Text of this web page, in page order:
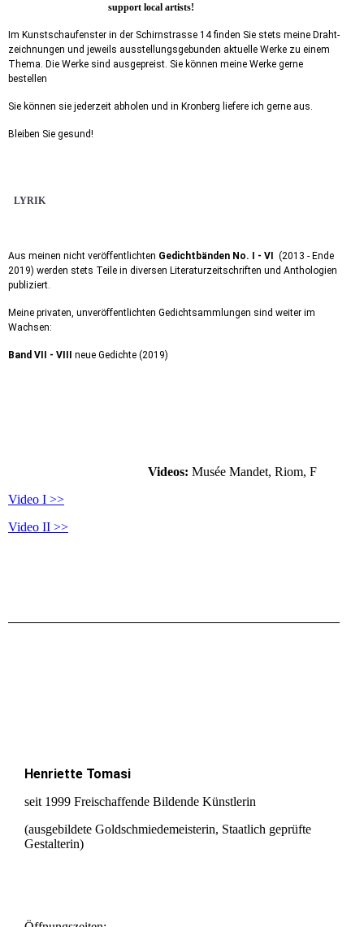
support local artists!
Im Kunstschaufenster in der Schirnstrasse 14 finden Sie stets meine Draht-
zeichnungen und jeweils ausstellungsgebunden aktuelle Werke zu einem
Thema. Die Werke sind ausgepreist. Sie können meine Werke gerne
bestellen
Sie können sie jederzeit abholen und in Kronberg liefere ich gerne aus.
Bleiben Sie gesund!
LYRIK
Aus meinen nicht veröffentlichten Gedichtbänden No. I - VI (2013 - Ende
2019) werden stets Teile in diversen Literaturzeitschriften und Anthologien
publiziert.
Meine privaten, unveröffentlichten Gedichtsammlungen sind weiter im
Wachsen:
Band VII - VIII neue Gedichte (2019)
Videos: Musée Mandet, Riom, F
Video I >>
Video II >>
Henriette Tomasi
seit 1999 Freischaffende Bildende Künstlerin
(ausgebildete Goldschmiedemeisterin, Staatlich geprüfte
Gestalterin)